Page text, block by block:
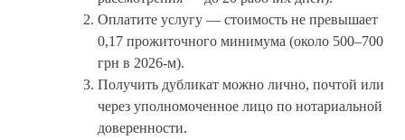
Оплатите услугу — стоимость не превышает
0,17 прожиточного минимума (около 500–700
грн в 2026-м).
Получить дубликат можно лично, почтой или
через уполномоченное лицо по нотариальной
доверенности.